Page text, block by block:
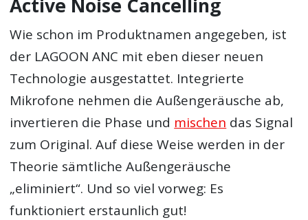
Active Noise Cancelling
Wie schon im Produktnamen angegeben, ist
der LAGOON ANC mit eben dieser neuen
Technologie ausgestattet. Integrierte
Mikrofone nehmen die Außengeräusche ab,
invertieren die Phase und mischen das Signal
zum Original. Auf diese Weise werden in der
Theorie sämtliche Außengeräusche
„eliminiert“. Und so viel vorweg: Es
funktioniert erstaunlich gut!